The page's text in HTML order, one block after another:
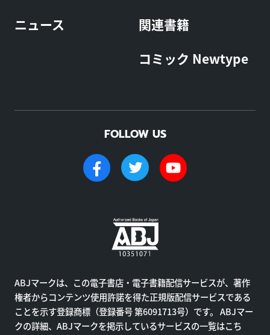
ニュース
関連書籍
コミック Newtype
FOLLOW US
ABJマークは、この電子書店・電子書籍配信サービスが、著作
権者からコンテンツ使用許諾を得た正規版配信サービスである
ことを示す登録商標（登録番号 第6091713号）です。 ABJマー
クの詳細、ABJマークを掲示しているサービスの一覧はこち